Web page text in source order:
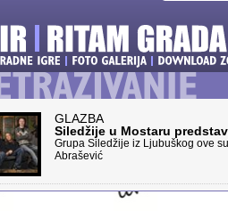
GLAZBA
Siledžije u Mostaru
Grupa Siledžije iz Ljubuškog ove
Abrašević